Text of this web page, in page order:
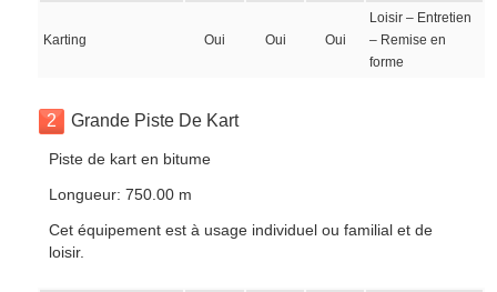
Karting Oui Oui Oui
Loisir – Entretien
– Remise en
forme
2 Grande Piste De Kart
Piste de kart en bitume
Longueur: 750.00 m
Cet équipement est à usage individuel ou familial et de
loisir.